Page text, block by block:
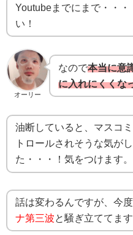
Youtubeまでにまで・・
い！
オーリー
なので本当に意
に入れにくくな
油断していると、マスコ
トロールされそうな気が
た・・・！気をつけます。
話は変わるんですが、今
ナ第三波 と騒ぎ立ててま